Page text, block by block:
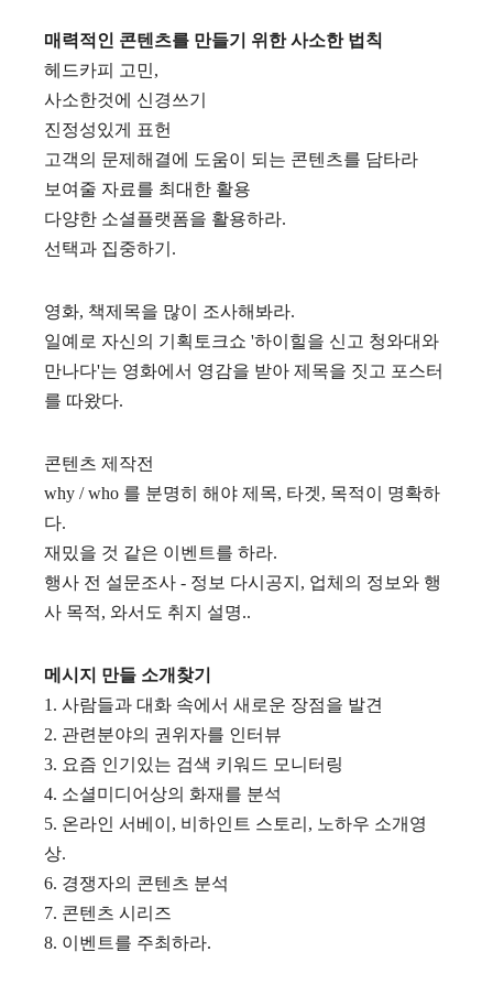
매력적인 콘텐츠를 만들기 위한 사소한 법칙
헤드카피 고민,
사소한것에 신경쓰기
진정성있게 표헌
고객의 문제해결에 도움이 되는 콘텐츠를 담타라
보여줄 자료를 최대한 활용
다양한 소셜플랫폼을 활용하라.
선택과 집중하기.
영화, 책제목을 많이 조사해봐라.
일예로 자신의 기획토크쇼 '하이힐을 신고 청와대와
만나다'는 영화에서 영감을 받아 제목을 짓고 포스터
를 따왔다.
콘텐츠 제작전
why / who 를 분명히 해야 제목, 타겟, 목적이 명확하
다.
재밌을 것 같은 이벤트를 하라.
행사 전 설문조사 - 정보 다시공지, 업체의 정보와 행
사 목적, 와서도 취지 설명..
메시지 만들 소개찾기
1. 사람들과 대화 속에서 새로운 장점을 발견
2. 관련분야의 권위자를 인터뷰
3. 요즘 인기있는 검색 키워드 모니터링
4. 소셜미디어상의 화재를 분석
5. 온라인 서베이, 비하인트 스토리, 노하우 소개영
상.
6. 경쟁자의 콘텐츠 분석
7. 콘텐츠 시리즈
8. 이벤트를 주최하라.